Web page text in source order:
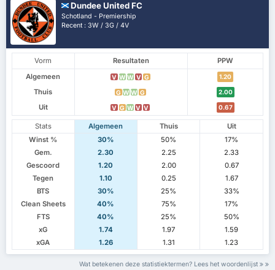
Dundee United FC
Schotland - Premiership
Recent : 3W / 3G / 4V
Vorm Resultaten
PPW
Algemeen
V W W V G 1.20
Thuis G W W G 2.00
Uit V G W V V 0.67
Stats Algemeen Thuis
Uit
Winst %
30% 50%
17%
Gem.
2.30 2.25
2.33
Gescoord
1.20 2.00
0.67
Tegen
1.10 0.25
1.67
BTS
30% 25%
33%
Clean Sheets
40% 75%
17%
FTS
40% 25%
50%
xG
1.74 1.97
1.59
xGA
1.26 1.31 1.23
Wat betekenen deze statistiektermen? Lees het woordenlijst